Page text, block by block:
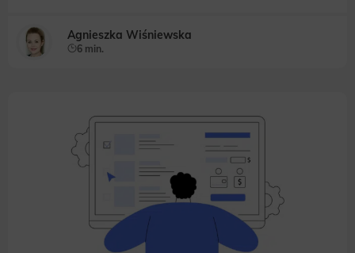
Agnieszka Wiśniewska
6 min.